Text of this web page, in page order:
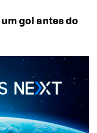
gol antes do